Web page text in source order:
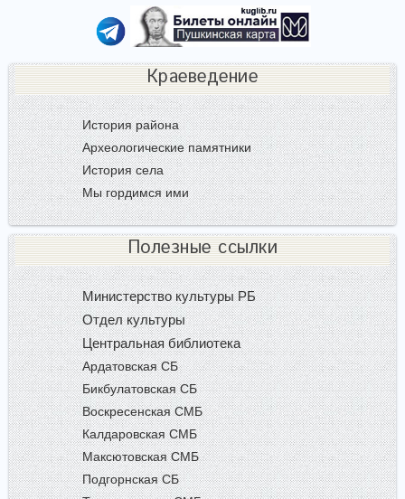
Краеведение
История района
Археологические памятники
История села
Мы гордимся ими
Полезные ссылки
Министерство культуры РБ
Отдел культуры
Центральная библиотека
Ардатовская СБ
Бикбулатовская СБ
Воскресенская СМБ
Калдаровская СМБ
Максютовская СМБ
Подгорнская СБ